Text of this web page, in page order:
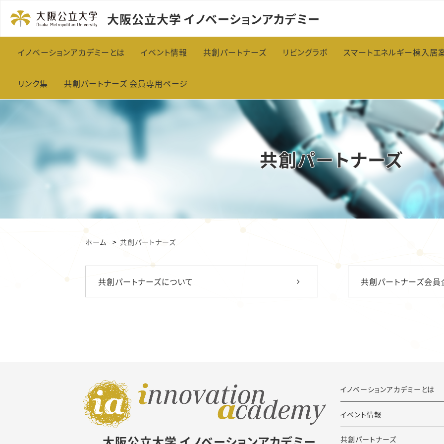
大阪公立大学 イノベーションアカデミー
イノベーションアカデミーとは
学長メッセージ
事業概要
イベント情報
イベント情報
活動実績
共創パートナーズ
共創パートナーズ会員企業一覧
リビングラボ
すぎもとウイング
あべのウイング
なんばウイング
オープンイノベーションラウンジ「ほと
スマートエネルギー棟入居
共創ラボ
リンク集 共創パートナーズ 会員専用ページ
共創パートナーズ
ホーム 共創パートナーズ
共創パートナーズについて 共創パートナーズ会
イノベーションアカデミーとは
イベント情報
共創パートナーズ